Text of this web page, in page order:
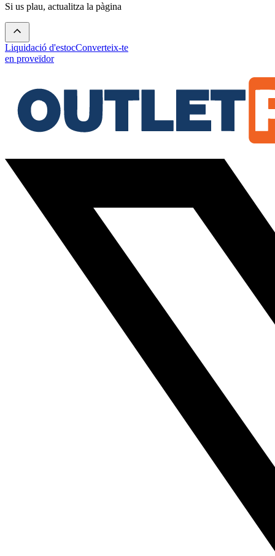
Si us plau, actualitza la pàgina
Liquidació d'estocConverteix-te
en proveïdor